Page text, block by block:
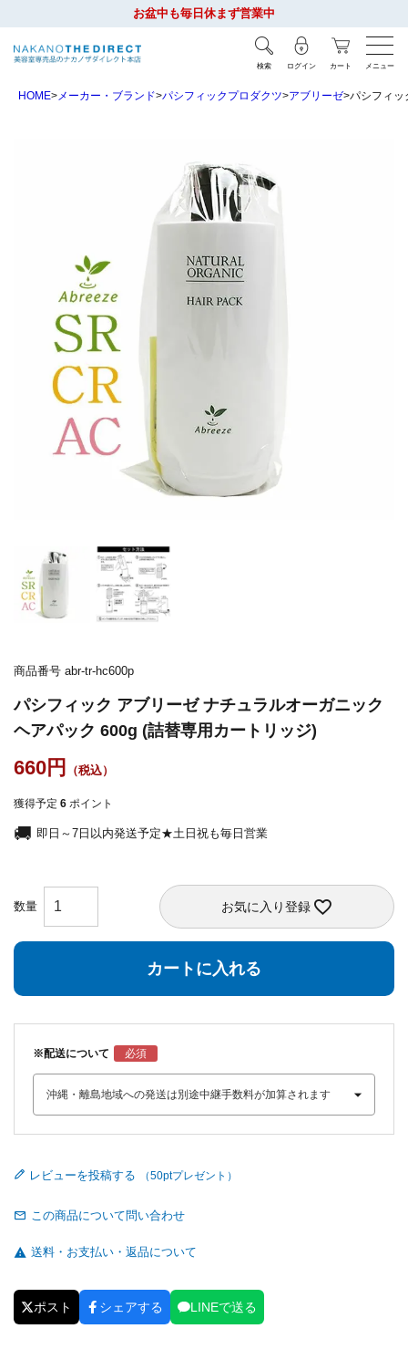
お盆中も毎日休まず営業中
検索 ログイン カート メニュー
HOME メーカー・ブランド パシフィックプロダクツ アブリーゼ パシフィッ
商品番号 abr-tr-hc600p
パシフィック アブリーゼ ナチュラルオーガニック
ヘアパック 600g (詰替専用カートリッジ)
660
獲得予定 6 ポイント
即日～7日以内発送予定★土日祝も毎日営業
お気に入り登録
カートに入れる
※配送について
レビューを投稿する
この商品について問い合わせ
送料・お支払い・返品について
ポスト シェアする LINEで送る